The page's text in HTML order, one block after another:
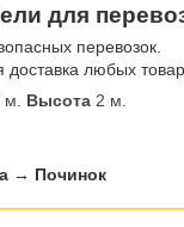
для
перевозок.
любых
м. Высота 2 м.
→ Починок